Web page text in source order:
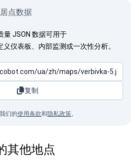
点数据
量 JSON 数据可用于
仪表板、内部监测或一次性分析。
复制
们的使用条款和隐私政策。
其他地点